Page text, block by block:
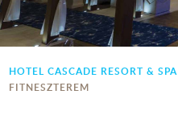
HOTEL CASCADE RESORT & SPA
FITNESZTEREM